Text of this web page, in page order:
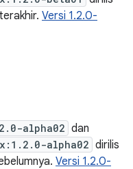
Versi 1.2.0-
alpha02 dan
alpha02 dirilis
Versi 1.2.0-